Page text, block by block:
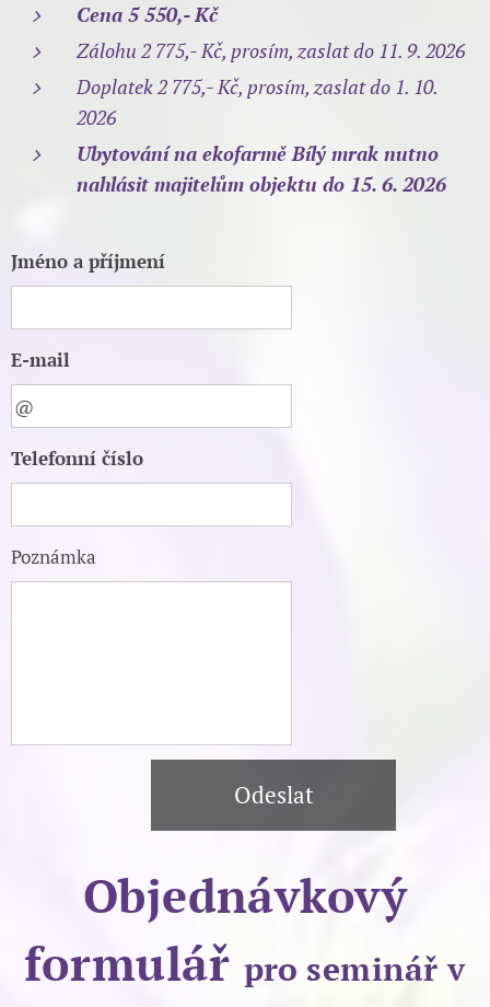
Cena 5 550,- Kč
Zálohu 2 775,- Kč, prosím, zaslat do 11. 9. 2026
Doplatek 2 775,- Kč, prosím, zaslat do 1. 10.
2026
Ubytování na ekofarmě Bílý mrak nutno
nahlásit majitelům objektu do 15. 6. 2026
Jméno a příjmení
E-mail
Telefonní číslo
Poznámka
Odeslat
Objednávkový
formulář pro seminář v